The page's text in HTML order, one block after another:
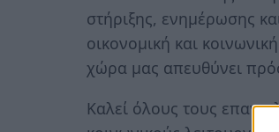
στήριξης, ενημέρωσης
οικονομική και
χώρα μας απευθύνει
Καλεί όλους τους